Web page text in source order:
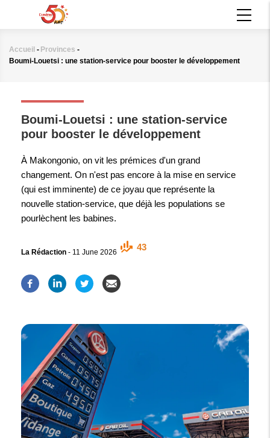
principal
Fil
Accueil - Provinces -
Boumi-Louetsi : une station-service pour booster le développement
Boumi-Louetsi : une station-service
pour booster le développement
À Makongonio, on vit les prémices d'un grand
changement. On n'est pas encore à la mise en service
(qui est imminente) de ce joyau que représente la
nouvelle station-service, que déjà les populations se
pourlèchent les babines.
La Rédaction - 11 June 2026
43